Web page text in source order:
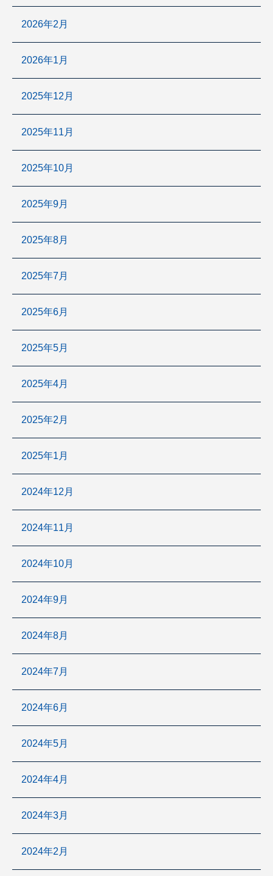
2026年2月
2026年1月
2025年12月
2025年11月
2025年10月
2025年9月
2025年8月
2025年7月
2025年6月
2025年5月
2025年4月
2025年2月
2025年1月
2024年12月
2024年11月
2024年10月
2024年9月
2024年8月
2024年7月
2024年6月
2024年5月
2024年4月
2024年3月
2024年2月